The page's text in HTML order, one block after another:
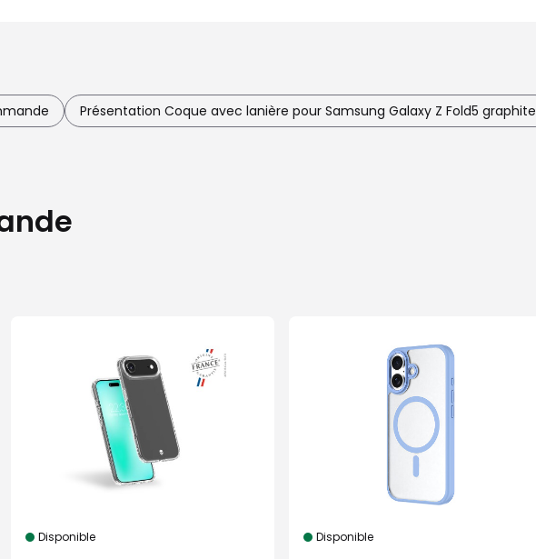
Présentation Coque avec lanière pour Samsung Galaxy Z Fold5 graphite
Disponible Disponible